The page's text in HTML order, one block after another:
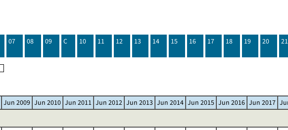
07 08 09 C 10 11 12 13 14 15 16 17 18 19 20 21
Jun 2009 Jun 2010 Jun 2011 Jun 2012 Jun 2013 Jun 2014 Jun 2015 Jun 2016 Jun 2017